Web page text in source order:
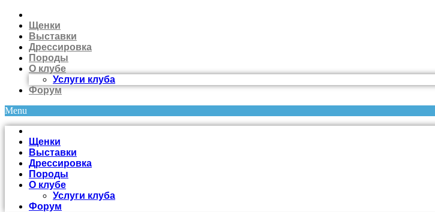
Щенки
Выставки
Дрессировка
Породы
О клубе
Услуги клуба
Форум
Menu
Щенки
Выставки
Дрессировка
Породы
О клубе
Услуги клуба
Форум